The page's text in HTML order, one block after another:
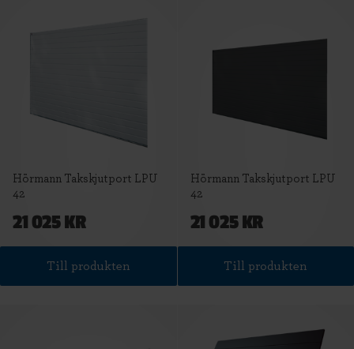
Hörmann Takskjutport LPU
42
21 025 KR
Till produkten
Hörmann Takskjutport LPU
42
21 025 KR
Till produkten